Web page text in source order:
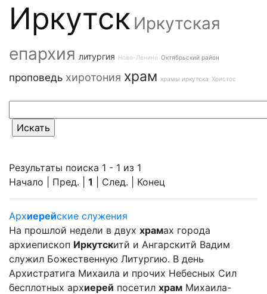
Иркутск Иркутская
епархия литургия Ново-Ленино Октябрьский район
проповедь хиротония храм храмы иркутска Христос
Результаты поиска 1 - 1 из 1
Начало | Пред. | 1 | След. | Конец
Архиерейские служения
На прошлой недели в двух храмах города
архиепископ Иркутскитй и Ангарскитй Вадим
служил Божественную Литургию. В день
Архистратига Михаила и прочих Небесных Сил
бесплотных архиерей посетил храм Михаила-